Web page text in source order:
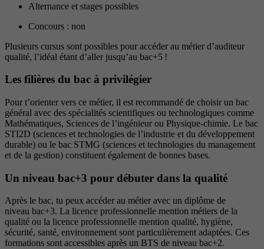
Alternance et stages possibles
Concours : non
Plusieurs cursus sont possibles pour accéder au métier d’auditeur
qualité, l’idéal étant d’aller jusqu’au bac+5 !
Les filières du bac à privilégier
Pour t’orienter vers ce métier, il est recommandé de choisir un bac
général avec des spécialités scientifiques ou technologiques comme
Mathématiques, Sciences de l’ingénieur ou Physique-chimie. Le bac
STI2D (sciences et technologies de l’industrie et du développement
durable) ou le bac STMG (sciences et technologies du management
et de la gestion) constituent également de bonnes bases.
Un niveau bac+3 pour débuter dans la qualité
Après le bac, tu peux accéder au métier avec un diplôme de
niveau bac+3. La licence professionnelle mention métiers de la
qualité ou la licence professionnelle mention qualité, hygiène,
sécurité, santé, environnement sont particulièrement adaptées. Ces
formations sont accessibles après un BTS de niveau bac+2.